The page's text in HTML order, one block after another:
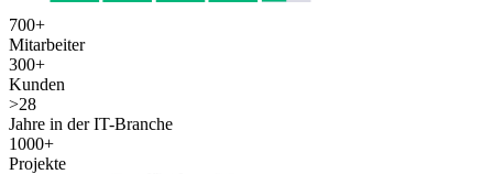
700+
Mitarbeiter
300+
Kunden
>28
Jahre in der IT-Branche
1000+
Projekte